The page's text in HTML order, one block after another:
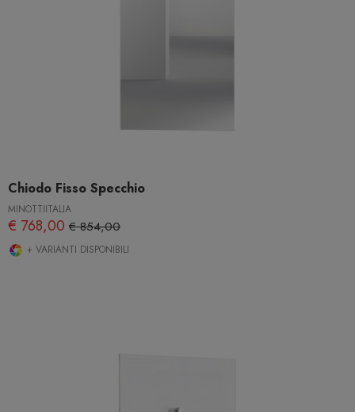
Chiodo Fisso Specchio
MINOTTIITALIA
€ 768,00 € 854,00
+ VARIANTI DISPONIBILI